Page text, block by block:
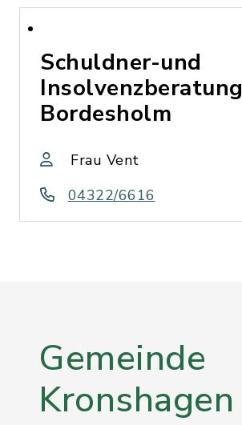
Schuldner-und
Insolvenzberatung
Bordesholm
Frau Vent
04322/6616
Gemeinde
Kronshagen